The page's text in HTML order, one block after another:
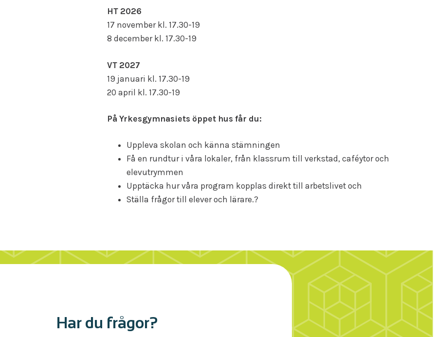
HT 2026
17 november kl. 17.30-19
8 december kl. 17.30-19
VT 2027
19 januari kl. 17.30-19
20 april kl. 17.30-19
På Yrkesgymnasiets öppet hus får du:
Uppleva skolan och känna stämningen
Få en rundtur i våra lokaler, från klassrum till verkstad, caféytor och
elevutrymmen
Upptäcka hur våra program kopplas direkt till arbetslivet och
Ställa frågor till elever och lärare.?
Har du frågor?